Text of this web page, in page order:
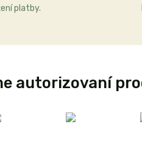
platby.
autorizovaní